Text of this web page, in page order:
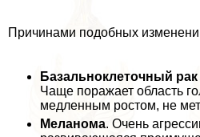
Причинами подобных
Базальноклеточный paк
Чаще поражает область
медленным ростом, не
Меланома. Очень